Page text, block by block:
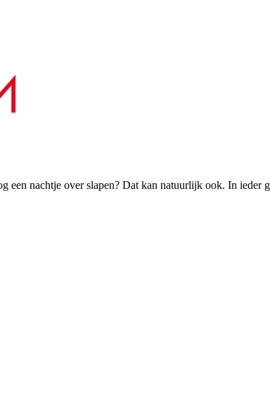
een nachtje over slapen? Dat kan natuurlijk ook. In ieder